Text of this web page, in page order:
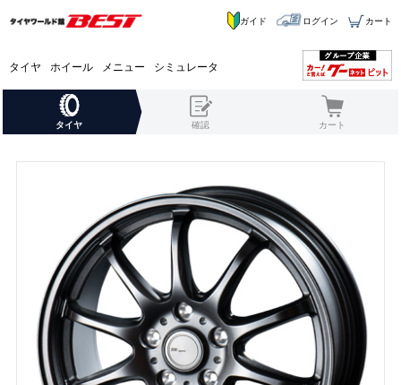
タイヤ ホイール メニュー シミュレータ
ガイド ログイン カート
タイヤ 確認 カート